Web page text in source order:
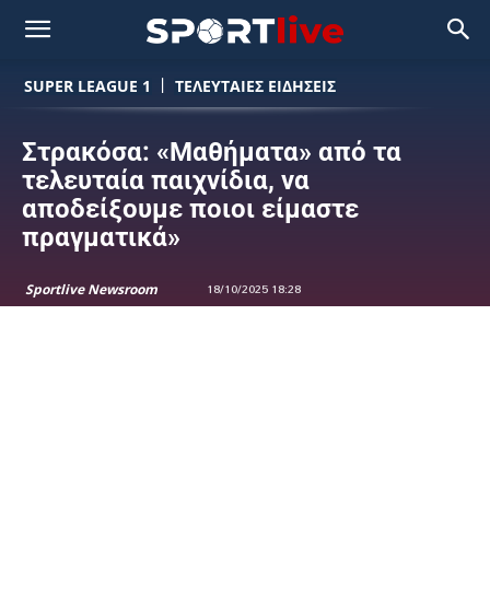
SUPER LEAGUE 1 ΤΕΛΕΥΤΑΙΕΣ ΕΙΔΗΣΕΙΣ
Στρακόσα: «Μαθήματα» από τα
τελευταία παιχνίδια, να
αποδείξουμε ποιοι είμαστε
πραγματικά»
Sportlive Newsroom 18/10/2025 18:28